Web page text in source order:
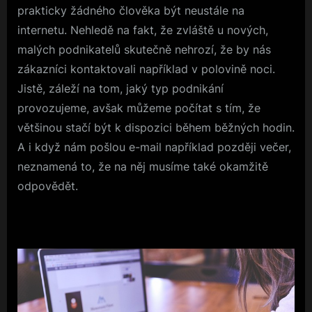
prakticky žádného člověka být neustále na
internetu. Nehledě na fakt, že zvláště u nových,
malých podnikatelů skutečně nehrozí, že by nás
zákazníci kontaktovali například v polovině noci.
Jistě, záleží na tom, jaký typ podnikání
provozujeme, avšak můžeme počítat s tím, že
většinou stačí být k dispozici během běžných hodin.
A i když nám pošlou e-mail například později večer,
neznamená to, že na něj musíme také okamžitě
odpovědět.